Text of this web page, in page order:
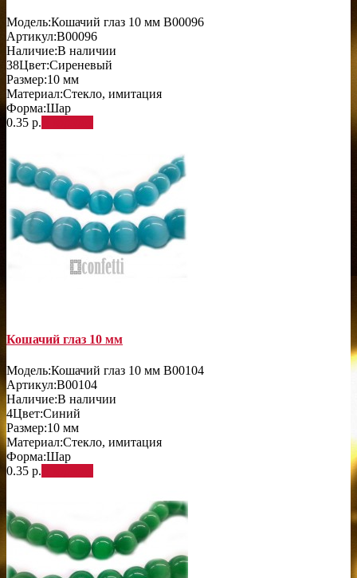
Модель:Кошачий глаз 10 мм B00096
Артикул:B00096
Наличие:В наличии
38Цвет:Сиреневый
Размер:10 мм
Материал:Стекло, имитация
Форма:Шар
0.35 р.
Кошачий глаз 10 мм
Модель:Кошачий глаз 10 мм B00104
Артикул:B00104
Наличие:В наличии
4Цвет:Синий
Размер:10 мм
Материал:Стекло, имитация
Форма:Шар
0.35 р.